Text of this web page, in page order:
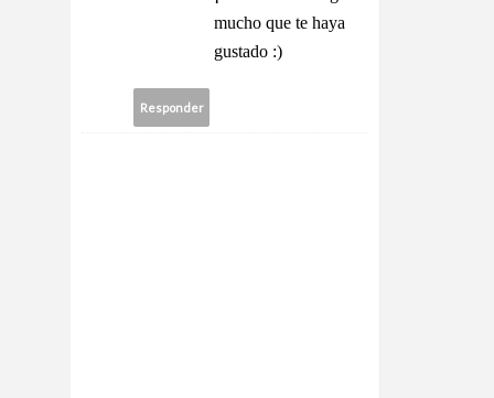
mucho que te haya
gustado :)
Responder